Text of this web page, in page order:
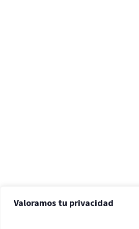
Valoramos tu privacidad